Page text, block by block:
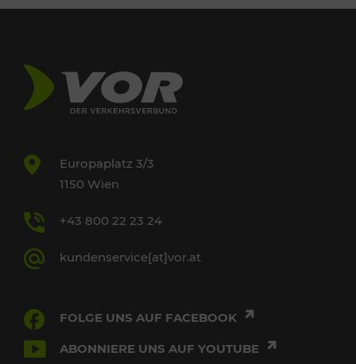
Europaplatz 3/3
1150 Wien
+43 800 22 23 24
kundenservice[at]vor.at
FOLGE UNS AUF FACEBOOK
ABONNIERE UNS AUF YOUTUBE